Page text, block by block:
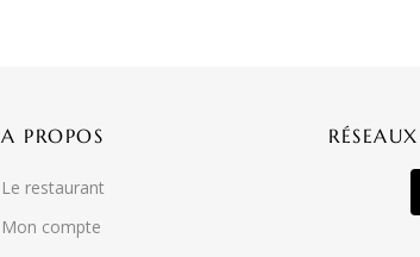
A PROPOS
Le restaurant
Mon compte